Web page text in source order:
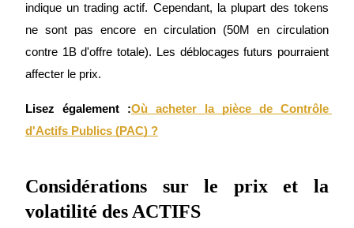
Parrainage
Invitez un ami pour recevoir des récompenses en espèces
BTC Welcome Rewards
indique un trading actif. Cependant, la plupart des tokens
ne sont pas encore en circulation (50M en circulation
contre 1B d'offre totale). Les déblocages futurs pourraient
affecter le prix.
Lisez également :Où acheter la pièce de Contrôle
d'Actifs Publics (PAC) ?
Considérations sur le prix et la
volatilité des ACTIFS